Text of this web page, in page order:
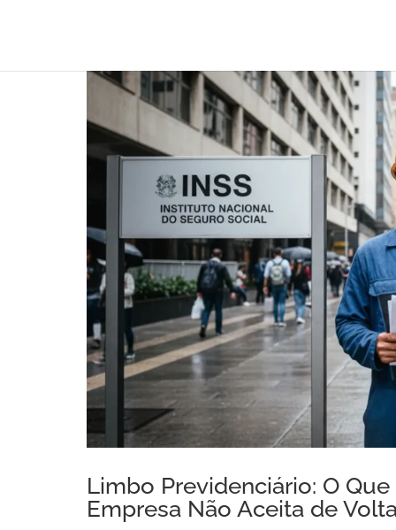
Limbo Previdenciário: O
Empresa Não Aceita de